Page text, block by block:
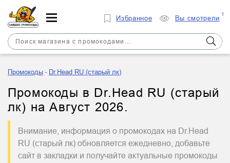
Промокоды Dr.Head RU (старый лк)
Промокоды в Dr.Head RU (старый
лк) на Август 2026.
Внимание, информация о промокодах на Dr.Head
RU (старый лк) обновляется ежедневно, добавьте
сайт в закладки и получайте актуальные промокоды
Избранное Вы смотрели
1